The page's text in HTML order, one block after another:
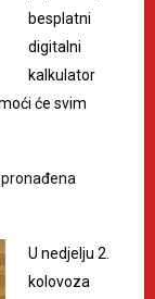
besplatni
digitalni
kalkulator
će svim
U nedjelju 2.
kolovoza